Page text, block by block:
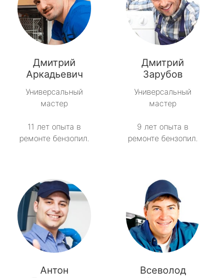
Дмитрий
Аркадьевич
Универсальный
мастер
11 лет опыта в
ремонте бензопил.
Дмитрий
Зарубов
Универсальный
мастер
9 лет опыта в
ремонте бензопил.
Антон
Всеволод